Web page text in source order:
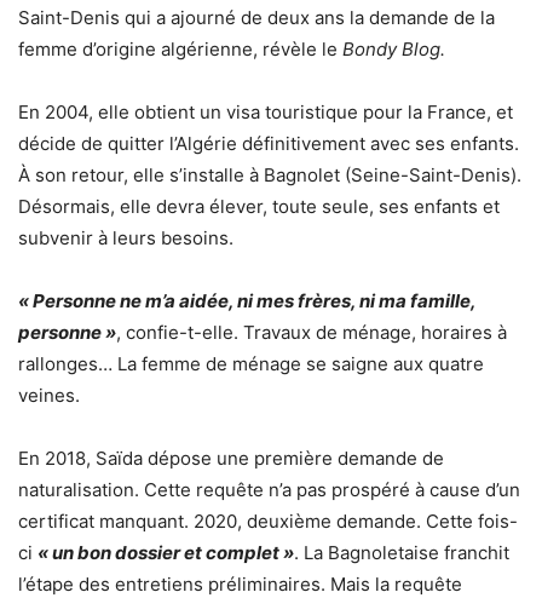
Saint-Denis qui a ajourné de deux ans la demande de la
femme d’origine algérienne, révèle le Bondy Blog.
En 2004, elle obtient un visa touristique pour la France, et
décide de quitter l’Algérie définitivement avec ses enfants.
À son retour, elle s’installe à Bagnolet (Seine-Saint-Denis).
Désormais, elle devra élever, toute seule, ses enfants et
subvenir à leurs besoins.
« Personne ne m’a aidée, ni mes frères, ni ma famille,
personne », confie-t-elle. Travaux de ménage, horaires à
rallonges… La femme de ménage se saigne aux quatre
veines.
En 2018, Saïda dépose une première demande de
naturalisation. Cette requête n’a pas prospéré à cause d’un
certificat manquant. 2020, deuxième demande. Cette fois-
ci « un bon dossier et complet ». La Bagnoletaise franchit
l’étape des entretiens préliminaires. Mais la requête